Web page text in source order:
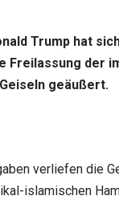
Trump hat
Freilassung der
geäußert.
verliefen die
islamischen